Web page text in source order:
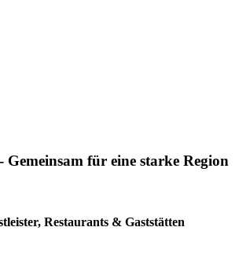
Gemeinsam für eine starke Region
Restaurants & Gaststätten